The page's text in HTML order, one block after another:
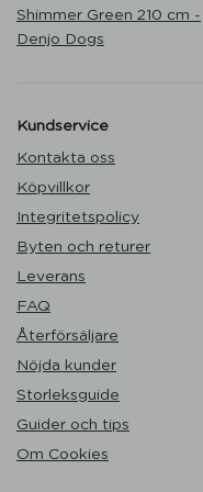
Shimmer Green 210 cm -
Denjo Dogs
Kundservice
Kontakta oss
Köpvillkor
Integritetspolicy
Byten och returer
Leverans
FAQ
Återförsäljare
Nöjda kunder
Storleksguide
Guider och tips
Om Cookies